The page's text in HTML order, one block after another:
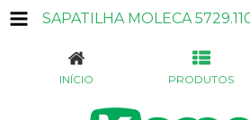
INÍCIO PRODUTOS